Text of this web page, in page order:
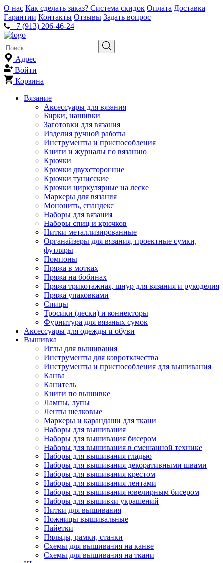
О нас Как сделать заказ? Система скидок Оплата Доставка
Гарантии Контакты Отзывы Задать вопрос
+7 (913) 206-46-24
Адрес
Войти
Корзина
Вязание
Аксессуары для вязания
Бирки, нашивки
Заготовки для вязания
Изделия ручной работы
Инструменты и приспособления
Книги и журналы по вязанию
Крючки
Крючки двухсторонние
Крючки тунисские
Крючки циркулярные на леске
Маркеры для вязания
Мононить, спандекс
Наборы для вязания
Наборы спиц и крючков
Нитки металлизированные
Органайзеры для вязания, проектные сумки,
футляры
Помпоны
Пряжа в мотках
Пряжа на бобинах
Пряжа трикотажная, шнур для вязания и рукоделия
Пряжа упаковками
Спицы
Тросики (лески) и коннекторы
Фурнитура для вязаных сумок
Аксессуары для одежды и обуви
Вышивка
Иглы для вышивания
Инструменты для ковроткачества
Инструменты и приспособления для вышивания
Канва
Канитель
Книги по вышивке
Лампы, лупы
Ленты шелковые
Маркеры и карандаши для ткани
Наборы для вышивания
Наборы для вышивания бисером
Наборы для вышивания в смешанной технике
Наборы для вышивания гладью
Наборы для вышивания декоративными швами
Наборы для вышивания крестом
Наборы для вышивания лентами
Наборы для вышивания ювелирным бисером
Наборы для вышивки украшений
Нитки для вышивания
Ножницы вышивальные
Пайетки
Пяльцы, рамки, станки
Схемы для вышивания на канве
Схемы для вышивания на ткани